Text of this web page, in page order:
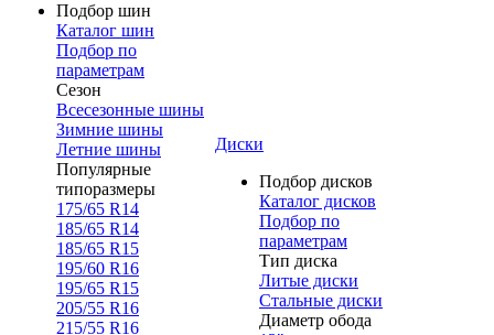
Подбор шин
Каталог шин
Подбор по
параметрам
Сезон
Всесезонные шины
Зимние шины
Летние шины
Популярные
типоразмеры
175/65 R14
185/65 R14
185/65 R15
195/60 R16
195/65 R15
205/55 R16
215/55 R16
Диски
Подбор дисков
Каталог дисков
Подбор по
параметрам
Тип диска
Литые диски
Стальные диски
Диаметр обода